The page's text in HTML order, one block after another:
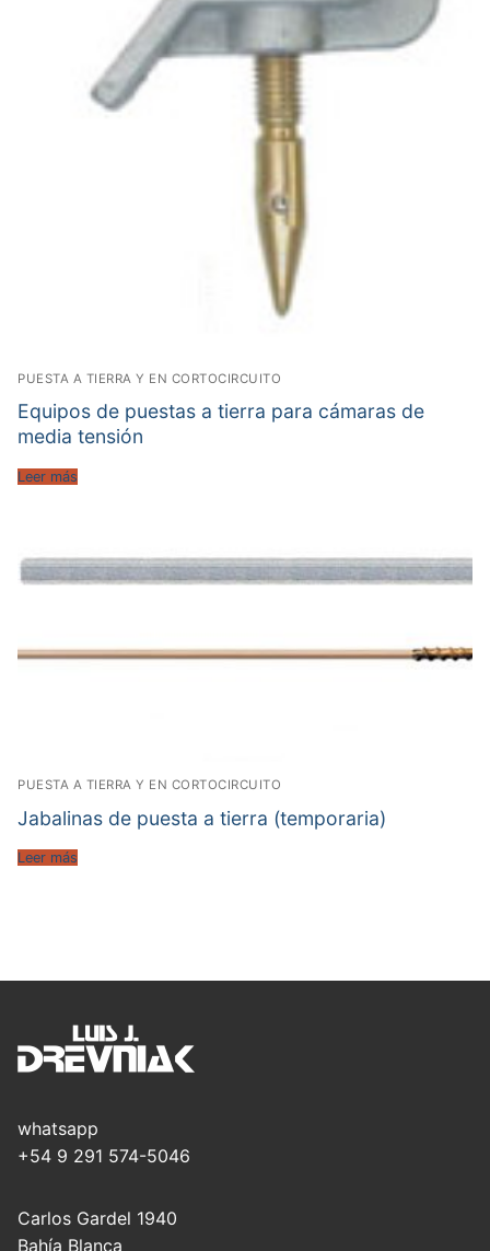
PUESTA A TIERRA Y EN CORTOCIRCUITO
Equipos de puestas a tierra para cámaras de
media tensión
Leer más
PUESTA A TIERRA Y EN CORTOCIRCUITO
Jabalinas de puesta a tierra (temporaria)
Leer más
whatsapp
+54 9 291 574-5046
Carlos Gardel 1940
Bahía Blanca